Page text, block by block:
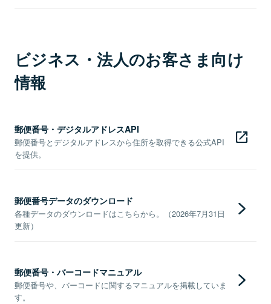
ビジネス・法人のお客さま向け
情報
郵便番号・デジタルアドレスAPI
郵便番号とデジタルアドレスから住所を取得できる公式API
を提供。
郵便番号データのダウンロード
各種データのダウンロードはこちらから。（2026年7月31日
更新）
郵便番号・バーコードマニュアル
郵便番号や、バーコードに関するマニュアルを掲載していま
す。